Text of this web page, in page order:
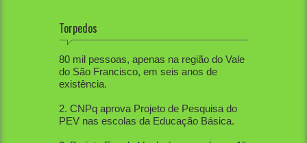
Torpedos
1. PEV já mobilizou diretamente mais de
80 mil pessoas, apenas na região do Vale
do São Francisco, em seis anos de
existência.
2. CNPq aprova Projeto de Pesquisa do
PEV nas escolas da Educação Básica.
3. Projeto Escola Verde é aprovado em 1º